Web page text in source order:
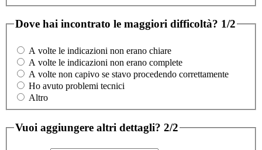
Dove hai incontrato le maggiori difficoltà? 1/2
A volte le indicazioni non erano chiare
A volte le indicazioni non erano complete
A volte non capivo se stavo procedendo correttamente
Ho avuto problemi tecnici
Altro
Vuoi aggiungere altri dettagli? 2/2